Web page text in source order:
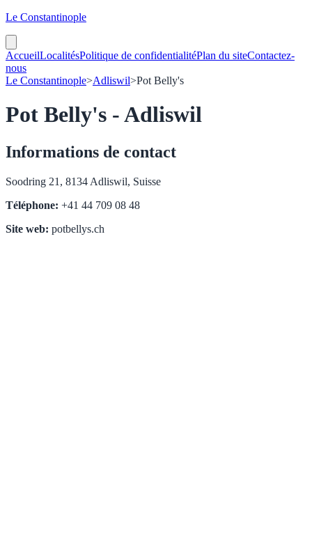
Le Constantinople
AccueilLocalitésPolitique de confidentialitéPlan du siteContactez-
nous
Le Constantinople>Adliswil>Pot Belly's
Pot Belly's - Adliswil
Informations de contact
Soodring 21, 8134 Adliswil, Suisse
Téléphone: +41 44 709 08 48
Site web: potbellys.ch